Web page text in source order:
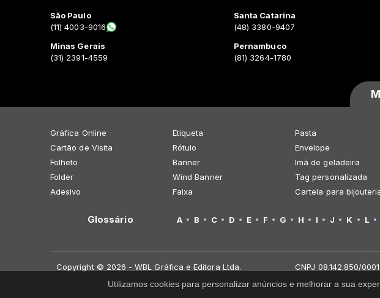
São Paulo
(11) 4003-9016
Minas Gerais
(31) 2391-4559
Santa Catarina
(48) 3380-9407
Pernambuco
(81) 3264-1780
Gráfica Online
Cartão de Visita
Folheto
Folder
Adesivo
Etiqueta
Rótulo
Banner
Wind Banner
Faixa
Pasta
Envelope
Imã de geladeira
Tag personalizada
Cartela para
Glossário A B C D E F G H I J K L
Copyright © 2026 - WBL Gráfica e Editora Ltda.
CNPJ 08.142.850/
Utilizamos cookies para personalizar anúncios e melhorar a sua